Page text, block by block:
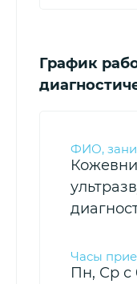
График
Пн, Ср с